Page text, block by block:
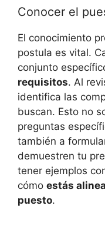
Conocer⁢ el
El conocimiento⁣
postula es vital.
conjunto
requisitos. Al
identifica las
buscan. ⁣Esto‍ no
preguntas
también‍ a
demuestren tu​
tener⁢ ejemplos
cómo estás
puesto.